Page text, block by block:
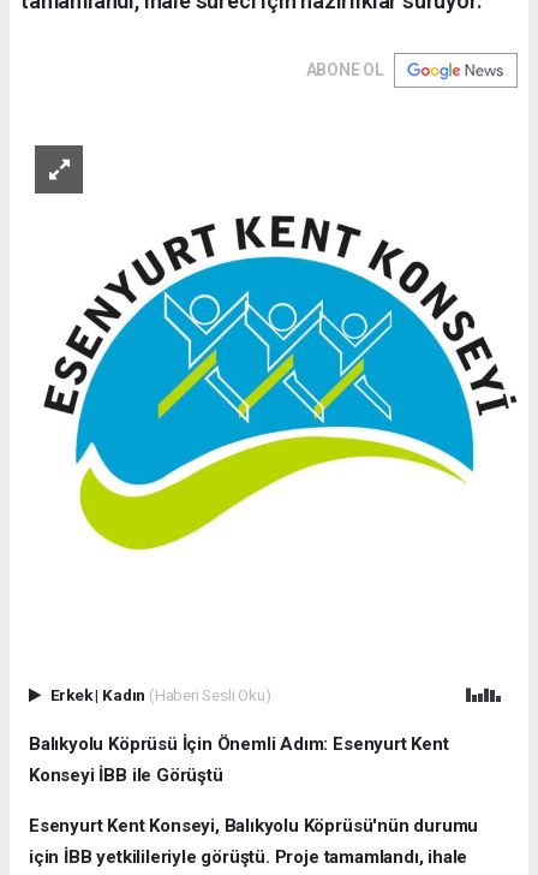
ABONE OL
Erkek| Kadın (Haberi Sesli Oku)
Balıkyolu Köprüsü İçin Önemli Adım: Esenyurt Kent
Konseyi İBB ile Görüştü
Esenyurt Kent Konseyi, Balıkyolu Köprüsü'nün durumu
için İBB yetkilileriyle görüştü. Proje tamamlandı, ihale